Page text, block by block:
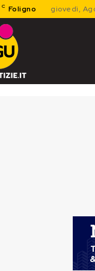
C Foligno giovedì,